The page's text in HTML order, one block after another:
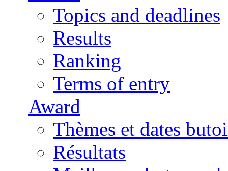
Topics and deadlines
Results
Ranking
Terms of entry
Award
Thèmes et dates
Résultats